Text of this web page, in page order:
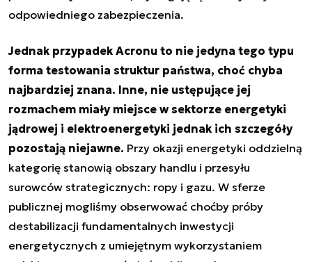
odpowiedniego zabezpieczenia.
Jednak przypadek Acronu to nie jedyna tego typu
forma testowania struktur państwa, choć chyba
najbardziej znana. Inne, nie ustępujące jej
rozmachem miały miejsce w sektorze energetyki
jądrowej i elektroenergetyki jednak ich szczegóły
pozostają niejawne. Przy okazji energetyki oddzielną
kategorię stanowią obszary handlu i przesyłu
surowców strategicznych: ropy i gazu. W sferze
publicznej mogliśmy obserwować choćby próby
destabilizacji fundamentalnych inwestycji
energetycznych z umiejętnym wykorzystaniem